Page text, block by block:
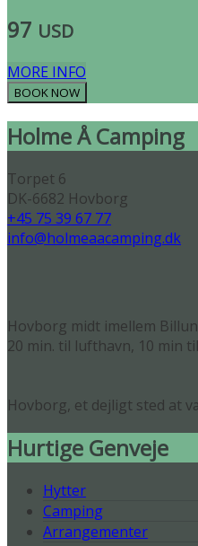
97 USD
MORE INFO
Holme Å Camping
Torpet 6
DK-6682 Hovborg
+45 75 39 67 77
info@holmeaacamping.dk
Hovborg midt imellem
20 min. til lufthavn, 10 min
Hovborg, et dejligt sted at
Hurtige Genveje
Hytter
Camping
Arrangementer